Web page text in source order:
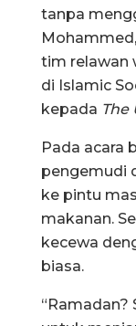
tanpa
tim relawan
di Islamic
kepada The
Pada acara
pengemudi
ke pintu
makanan.
kecewa
biasa.